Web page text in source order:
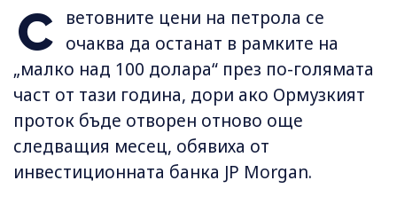
С
ветовните цени на петрола се
очаква да останат в рамките на
„малко над 100 долара“ през по-голямата
част от тази година, дори ако Ормузкият
проток бъде отворен отново още
следващия месец, обявиха от
инвестиционната банка JP Morgan.